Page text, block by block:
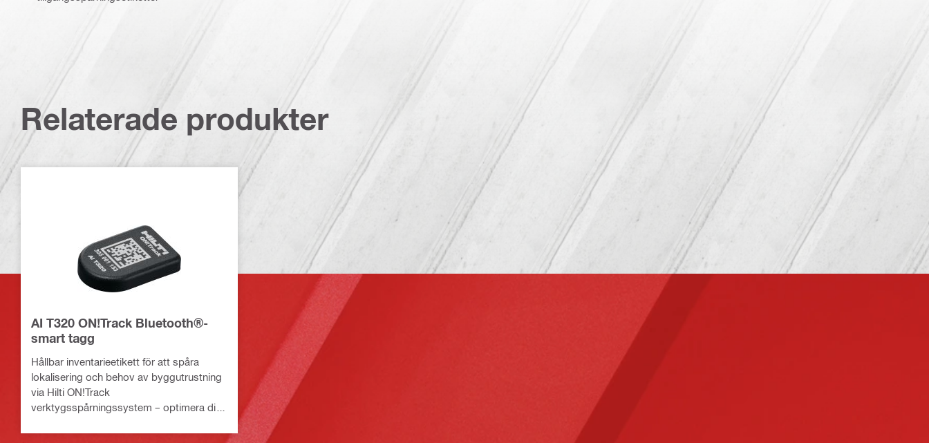
Relaterade produkter
AI T320 ON!Track Bluetooth®-
smart tagg
Hållbar inventarieetikett för att spåra
lokalisering och behov av byggutrustning
via Hilti ON!Track
verktygsspårningssystem – optimera ditt